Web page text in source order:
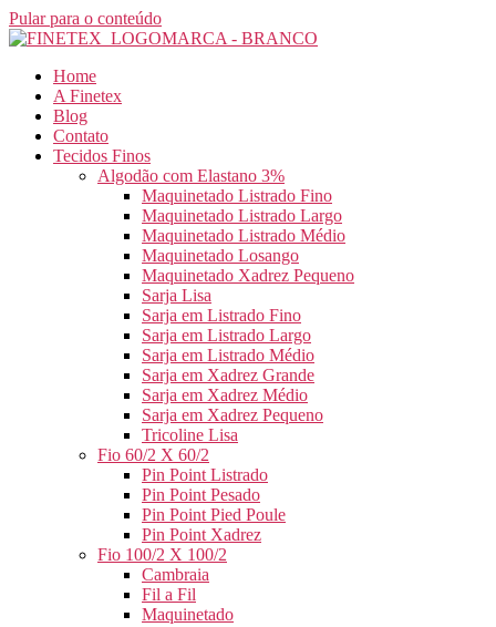
Pular para o conteúdo
Home
A Finetex
Blog
Contato
Tecidos Finos
Algodão com Elastano 3%
Maquinetado Listrado Fino
Maquinetado Listrado Largo
Maquinetado Listrado Médio
Maquinetado Losango
Maquinetado Xadrez Pequeno
Sarja Lisa
Sarja em Listrado Fino
Sarja em Listrado Largo
Sarja em Listrado Médio
Sarja em Xadrez Grande
Sarja em Xadrez Médio
Sarja em Xadrez Pequeno
Tricoline Lisa
Fio 60/2 X 60/2
Pin Point Listrado
Pin Point Pesado
Pin Point Pied Poule
Pin Point Xadrez
Fio 100/2 X 100/2
Cambraia
Fil a Fil
Maquinetado